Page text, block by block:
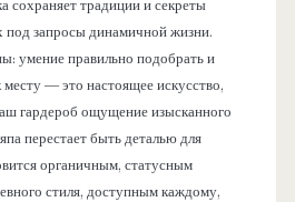
сохраняет традиции и секреты
под запросы динамичной жизни.
умение правильно подобрать и
— это настоящее искусство,
гардероб ощущение изысканного
перестает быть деталью для
органичным, статусным
стиля, доступным каждому,